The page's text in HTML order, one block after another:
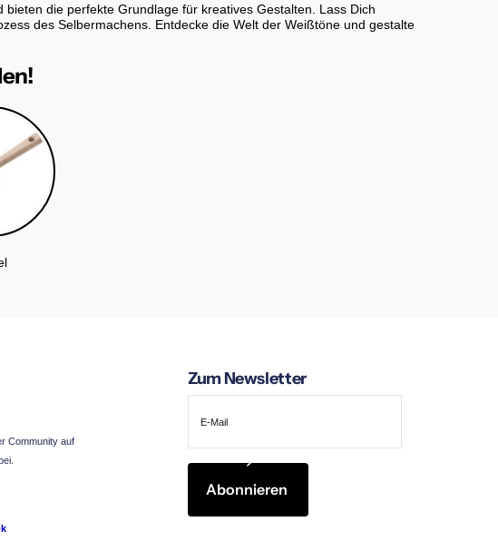
die perfekte Grundlage für kreatives Gestalten. Lass Dich
des Selbermachens. Entdecke die Welt der Weißtöne und gestalte
Community auf
Zum Newsletter
Abonnieren